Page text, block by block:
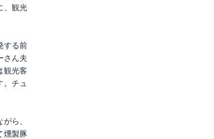
、観光
する前
さん夫
観光客
チュ
ら、
燻製豚